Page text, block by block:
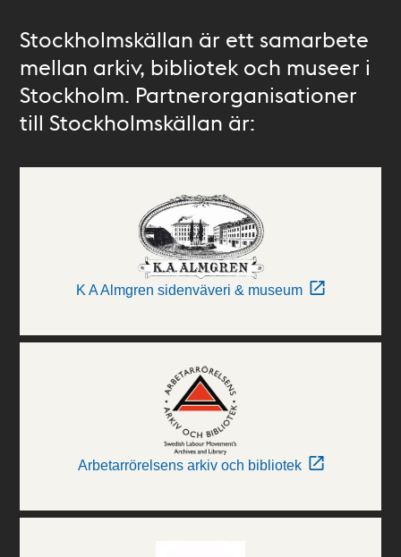
Stockholmskällan är ett samarbete
mellan arkiv, bibliotek och museer i
Stockholm. Partnerorganisationer
till Stockholmskällan är:
K A Almgren sidenväveri & museum
Arbetarrörelsens arkiv och bibliotek